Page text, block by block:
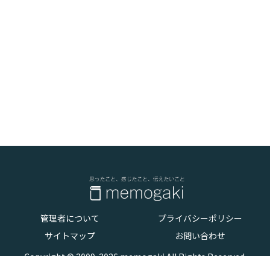
管理者について
プライバシーポリシー
サイトマップ
お問い合わせ